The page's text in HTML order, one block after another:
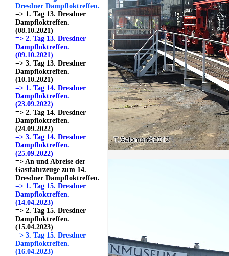
Dresdner Dampfloktreffen.
=> 1. Tag 13. Dresdner
Dampfloktreffen.
(08.10.2021)
=> 2. Tag 13. Dresdner
Dampfloktreffen.
(09.10.2021)
=> 3. Tag 13. Dresdner
Dampfloktreffen.
(10.10.2021)
=> 1. Tag 14. Dresdner
Dampfloktreffen.
(23.09.2022)
=> 2. Tag 14. Dresdner
Dampfloktreffen.
(24.09.2022)
=> 3. Tag 14. Dresdner
Dampfloktreffen.
(25.09.2022)
=> An und Abreise der
Gastfahrzeuge zum 14.
Dresdner Dampfloktreffen.
=> 1. Tag 15. Dresdner
Dampfloktreffen.
(14.04.2023)
=> 2. Tag 15. Dresdner
Dampfloktreffen.
(15.04.2023)
=> 3. Tag 15. Dresdner
Dampfloktreffen.
(16.04.2023)